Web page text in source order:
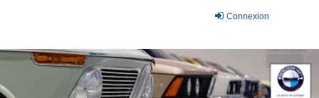
Connexion